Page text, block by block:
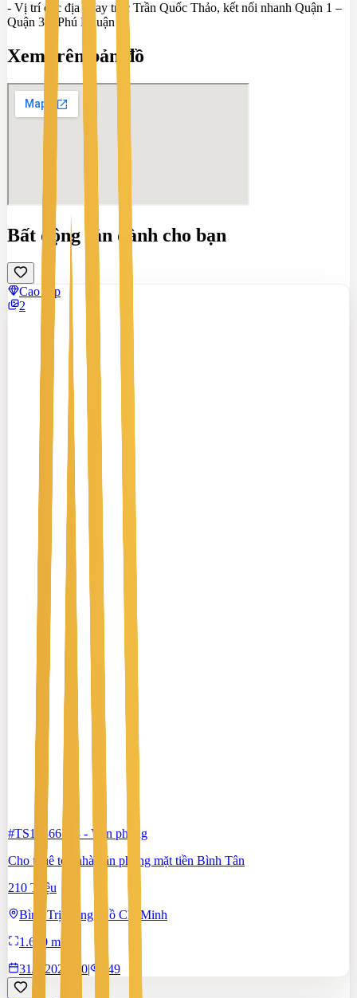
- Vị trí đắc địa ngay trục Trần Quốc Thảo, kết nối nhanh Quận 1 –
Quận 3 – Phú Nhuận
Xem trên bản đồ
Bất động sản dành cho bạn
Cao cấp
2
#TS19366183 - Văn phòng
Cho thuê tòa nhà văn phòng mặt tiền Bình Tân
210 Triệu
Bình Trị Đông, Hồ Chí Minh
1.600 m²
31/7/2026
0| 149